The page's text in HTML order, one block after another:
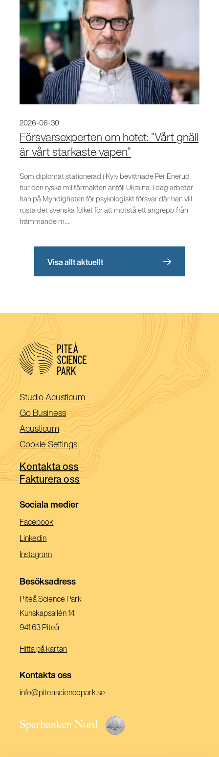
2026-06-30
Försvarsexperten om hotet: ”Vårt gnäll
är vårt starkaste vapen”
Som diplomat stationerad i Kyiv bevittnade Per Enerud
hur den ryska militärmakten anföll Ukraina. I dag arbetar
han på Myndigheten för psykologiskt försvar där han vill
rusta det svenska folket för att motstå ett angrepp från
främmande m…
Visa allt aktuellt
Studio Acusticum (Öppnas
i
ett
nytt
fönster)
Go Business(Öppnas
i
ett
nytt
fönster)
Acusticum(Öppnas
i
ett
nytt
fönster)
Cookie Settings
Kontakta oss
Fakturera oss
Sociala medier
Facebook(Öppnas
Linkedin(Öppnas
Nytt
Instagram(Öppnas
Ett
Besöksadress
Piteå Science Park
Kunskapsallén 14
941 63 Piteå
Hitta på kartan
Kontakta oss
info@piteasciencepark.se
ett
nytt
(Öppnas